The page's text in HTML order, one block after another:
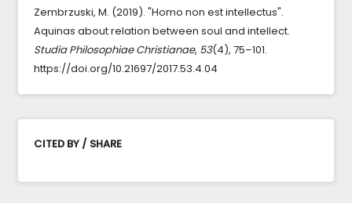
Zembrzuski, M. (2019). "Homo non est intellectus".
Aquinas about relation between soul and intellect.
Studia Philosophiae Christianae, 53(4), 75–101.
https://doi.org/10.21697/2017.53.4.04
CITED BY / SHARE